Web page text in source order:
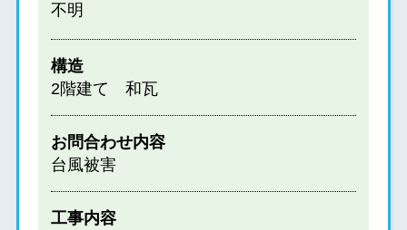
不明
構造
2階建て 和瓦
お問合わせ内容
台風被害
工事内容